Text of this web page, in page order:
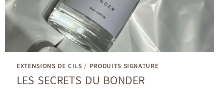
EXTENSIONS DE CILS / PRODUITS SIGNATURE
LES SECRETS DU BONDER